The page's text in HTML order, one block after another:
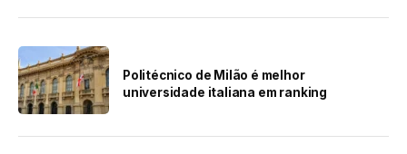
Politécnico de Milão é melhor
universidade italiana em ranking